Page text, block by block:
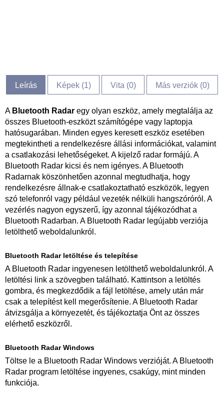
Leírás Képek (1) Vita (0) Más verziók (0)
A Bluetooth Radar egy olyan eszköz, amely megtalálja az
összes Bluetooth-eszközt számítógépe vagy laptopja
hatósugarában. Minden egyes keresett eszköz esetében
megtekintheti a rendelkezésre állási információkat, valamint
a csatlakozási lehetőségeket. A kijelző radar formájú. A
Bluetooth Radar kicsi és nem igényes. A Bluetooth
Radarnak köszönhetően azonnal megtudhatja, hogy
rendelkezésre állnak-e csatlakoztatható eszközök, legyen
szó telefonról vagy például vezeték nélküli hangszóróról. A
vezérlés nagyon egyszerű, így azonnal tájékozódhat a
Bluetooth Radarban. A Bluetooth Radar legújabb verziója
letölthető weboldalunkról.
Bluetooth Radar letöltése és telepítése
A Bluetooth Radar ingyenesen letölthető weboldalunkról. A
letöltési link a szövegben található. Kattintson a letöltés
gombra, és megkezdődik a fájl letöltése, amely után már
csak a telepítést kell megerősítenie. A Bluetooth Radar
átvizsgálja a környezetét, és tájékoztatja Önt az összes
elérhető eszközről.
Bluetooth Radar Windows
Töltse le a Bluetooth Radar Windows verzióját. A Bluetooth
Radar program letöltése ingyenes, csakúgy, mint minden
funkciója.